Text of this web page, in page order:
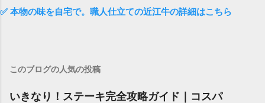
✅ 本物の味を自宅で。職人仕立ての近江牛の詳細はこちら
このブログの人気の投稿
いきなり！ステーキ完全攻略ガイド｜コスパ